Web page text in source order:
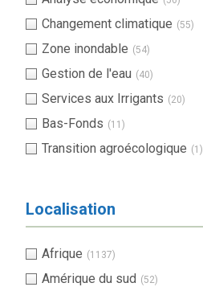
Changement climatique (55)
Zone inondable (54)
Gestion de l'eau (40)
Services aux Irrigants (20)
Bas-Fonds (11)
Transition agroécologique (1)
Localisation
Afrique (1137)
Amérique du sud (52)